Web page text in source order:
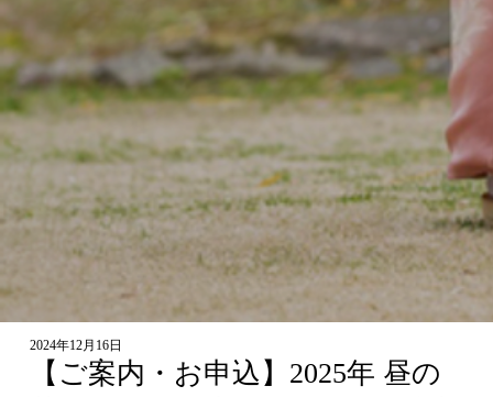
【ご案内・お申込】2025年 昼の
2024年12月16日